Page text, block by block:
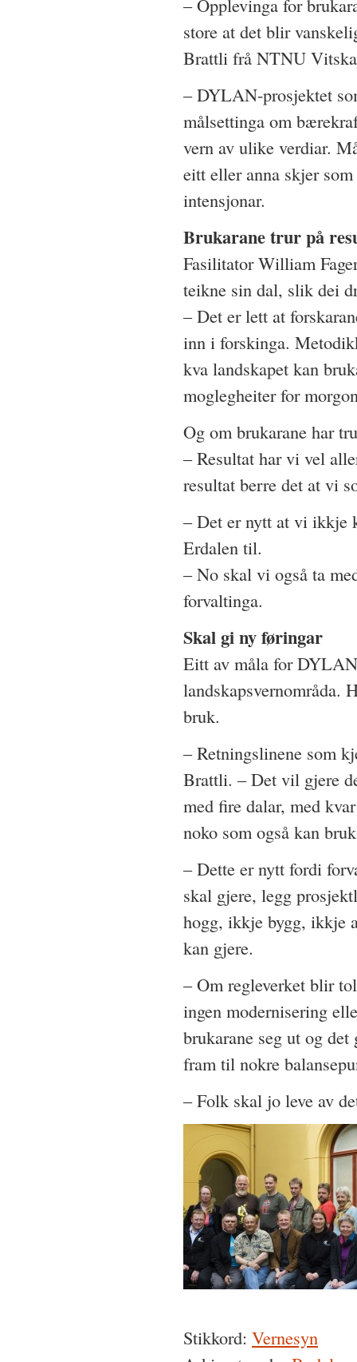
– Opplevinga for
store at det blir
Brattli frå NTNU
– DYLAN-prosjektet
målsettinga om
vern av ulike verdiar.
eitt eller anna skjer
intensjonar.
Brukarane trur på
Fasilitator William
teikne sin dal, slik dei
– Det er lett at
inn i forskinga.
kva landskapet kan
moglegheiter for
Og om brukarane har
– Resultat har vi vel
resultat berre det at vi
– Det er nytt at vi ikkje
Erdalen til.
– No skal vi også ta
forvaltinga.
Skal gi ny føringar
Eitt av måla for
landskapsvernområda.
bruk.
– Retningslinene som
Brattli. – Det vil gjere
med fire dalar, med
noko som også kan
– Dette er nytt fordi
skal gjere, legg
hogg, ikkje bygg, ikkje
kan gjere.
– Om regleverket blir
ingen modernisering
brukarane seg ut og
fram til nokre
– Folk skal jo leve av
Stikkord: Vernesyn